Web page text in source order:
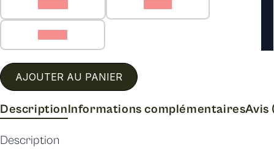
AJOUTER AU PANIER
DescriptionInformations complémentairesAvis
Description